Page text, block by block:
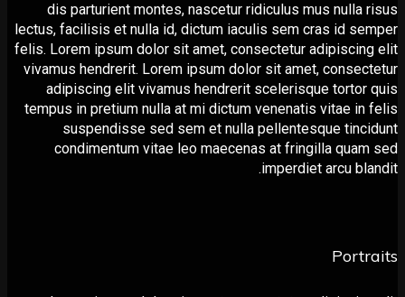
dis parturient montes, nascetur ridiculus mus
lectus, facilisis et nulla id, dictum iaculis sem сras id
felis. Lorem ipsum dolor sit amet, consectetur
vivamus hendrerit. Lorem ipsum dolor sit amet,
adipiscing elit vivamus hendrerit scelerisque
tempus in pretium nulla at mi dictum venenatis vitae
suspendisse sed sem et nulla pellentesque
condimentum vitae leo maecenas at fringilla
imperdiet arcu